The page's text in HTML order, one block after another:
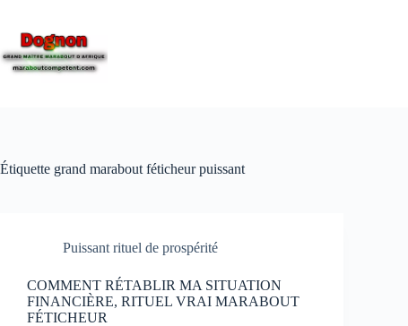
Étiquette grand marabout féticheur puissant
Puissant rituel de prospérité
COMMENT RÉTABLIR MA SITUATION
FINANCIÈRE, RITUEL VRAI MARABOUT
FÉTICHEUR